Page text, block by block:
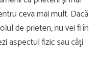
ceva mai mult. Dacă
de prieten, nu vei fi în
aspectul fizic sau câţi